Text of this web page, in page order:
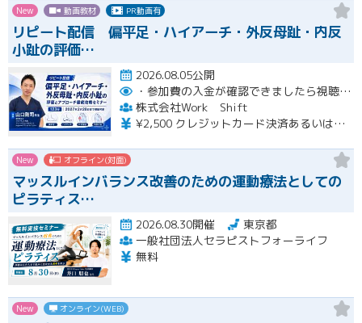
New 動画教材 PR動画有
リピート配信 偏平足・ハイアーチ・外反母趾・内反
小趾の評価…
2026.08.05公開
・参加費の入金が確認できましたら視聴用URLとパスワードおよび資料をお申込みいただきましたメールアドレスに送付します。
株式会社Work Shift
¥2,500 クレジットカード決済あるいは銀行振込となります。
New オフライン(対面)
マッスルインバランス改善のための運動療法としての
ピラティス…
2026.08.30開催
東京都
一般社団法人セラピストフォーライフ
無料
New オンライン(WEB)